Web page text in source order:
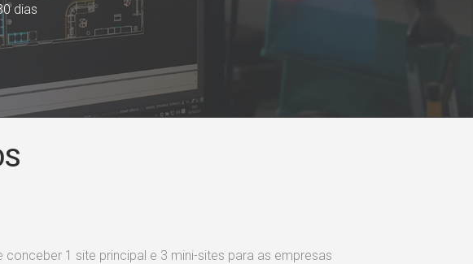
dias
1 site principal e 3 mini-sites para as empresas